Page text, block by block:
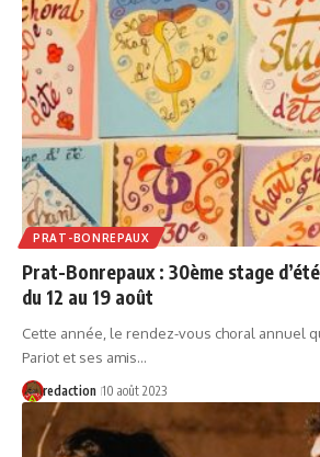
PRAT-BONREPAUX
Prat-Bonrepaux : 30ème stage
du 12 au 19 août
Cette année, le rendez-vous choral annuel
Pariot et ses amis…
redaction 10 août 2023